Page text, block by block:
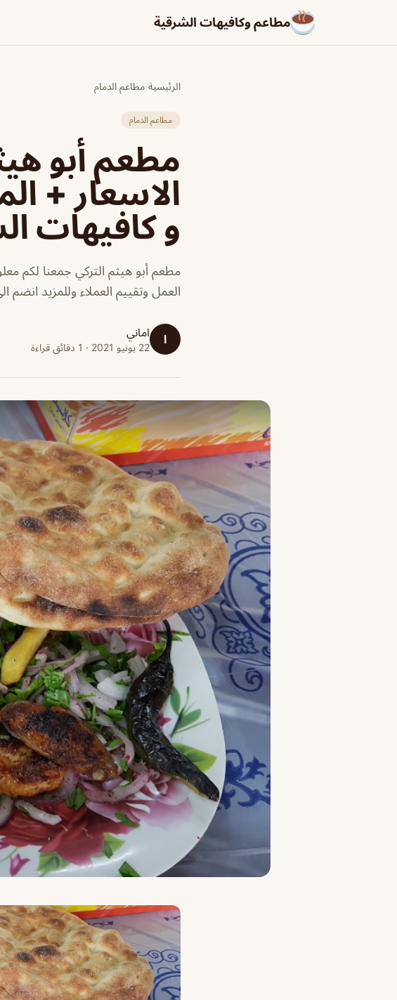
مطاعم وكافيهات الشرقية
الرئيسية/مطاعم الدمام
مطاعم الدمام
مطعم أبو
الاسعار +
و كافيهات
مطعم أبو هيثم التركي جمعنا لكم
العمل وتقييم العملاء وللمزيد انضم
ا اماني
22 يونيو 2021 · 1 دقائق قراءة